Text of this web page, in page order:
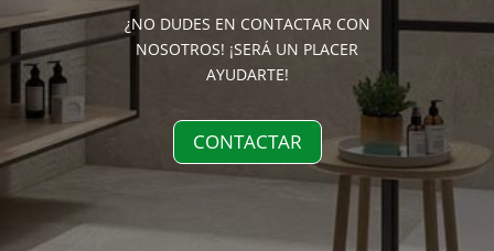
¿NO DUDES EN CONTACTAR CON
NOSOTROS! ¡SERÁ UN PLACER
AYUDARTE!
CONTACTAR